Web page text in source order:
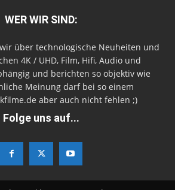
WER WIR SIND:
über technologische Neuheiten und
4K / UHD, Film, Hifi, Audio und
und berichten so objektiv wie
Meinung darf bei so einem
aber auch nicht fehlen ;)
Folge uns auf...